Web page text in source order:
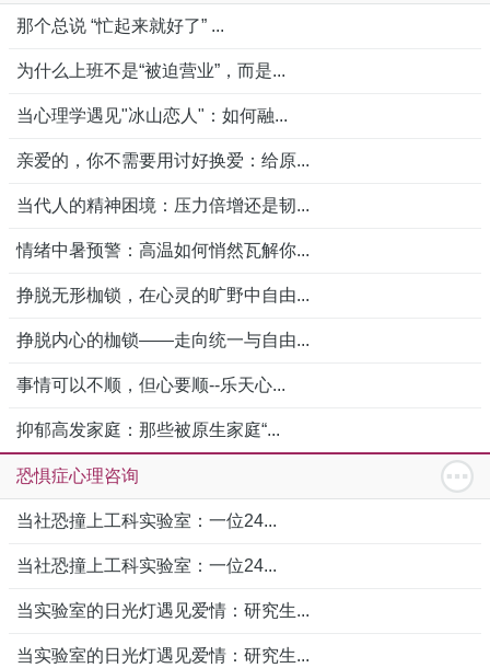
那个总说 “忙起来就好了” ...
为什么上班不是“被迫营业”，而是...
当心理学遇见"冰山恋人"：如何融...
亲爱的，你不需要用讨好换爱：给原...
当代人的精神困境：压力倍增还是韧...
情绪中暑预警：高温如何悄然瓦解你...
挣脱无形枷锁，在心灵的旷野中自由...
挣脱内心的枷锁——走向统一与自由...
事情可以不顺，但心要顺--乐天心...
抑郁高发家庭：那些被原生家庭“...
恐惧症心理咨询
当社恐撞上工科实验室：一位24...
当社恐撞上工科实验室：一位24...
当实验室的日光灯遇见爱情：研究生...
当实验室的日光灯遇见爱情：研究生...